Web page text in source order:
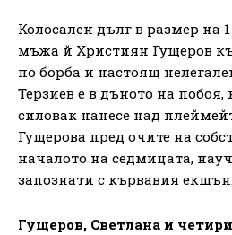
Колосален дълг в размер на
мъжа й Християн Гущеров
по борба и настоящ
Терзиев е в дъното на
силовак нанесе над
Гущерова пред очите на
началото на седмицата,
запознати с кървавия екшън.
Гущеров, Светлана и